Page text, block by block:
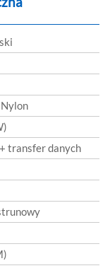
transfer danych